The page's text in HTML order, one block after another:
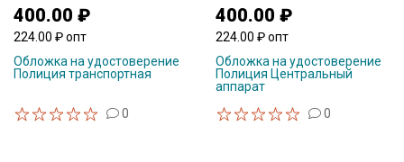
400.00 ₽
224.00 ₽ опт
Обложка на удостоверение
Полиция транспортная
0
400.00 ₽
224.00 ₽ опт
Обложка на удостоверение
Полиция Центральный
аппарат
0